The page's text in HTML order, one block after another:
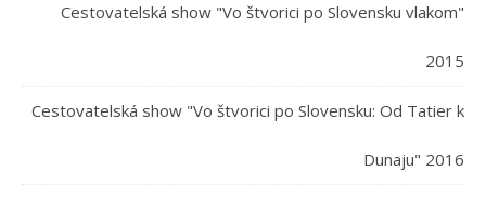
Cestovatelská show "Vo štvorici po Slovensku vlakom"
2015
Cestovatelská show "Vo štvorici po Slovensku: Od Tatier k
Dunaju" 2016